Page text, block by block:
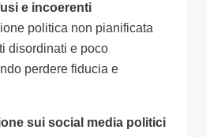
e incoerenti
politica non pianificata
disordinati e poco
perdere fiducia e
sui social media politici